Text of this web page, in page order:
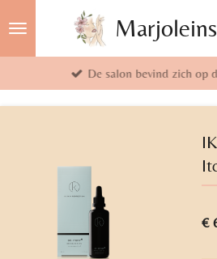
direct
naar
Marjoleins
De salon bevind zich op
€